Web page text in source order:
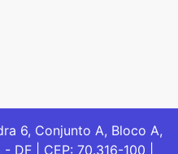
6, Conjunto A, Bloco A,
DF | CEP: 70.316-100 |